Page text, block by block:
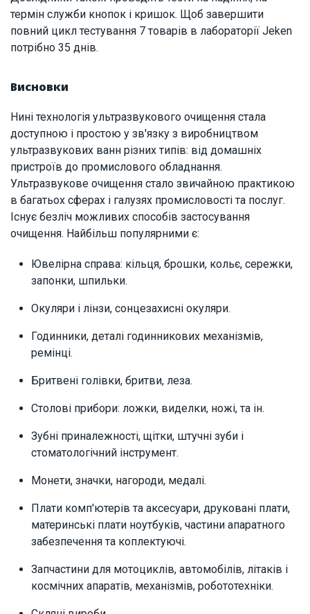
термін служби кнопок і кришок. Щоб завершити
повний цикл тестування 7 товарів в лабораторії Jeken
потрібно 35 днів.
Висновки
Нині технологія ультразвукового очищення стала
доступною і простою у зв'язку з виробництвом
ультразвукових ванн різних типів: від домашніх
пристроїв до промислового обладнання.
Ультразвукове очищення стало звичайною практикою
в багатьох сферах і галузях промисловості та послуг.
Існує безліч можливих способів застосування
очищення. Найбільш популярними є:
Ювелірна справа: кільця, брошки, кольє, сережки,
запонки, шпильки.
Окуляри і лінзи, сонцезахисні окуляри.
Годинники, деталі годинникових механізмів,
ремінці.
Бритвені голівки, бритви, леза.
Столові прибори: ложки, виделки, ножі, та ін.
Зубні приналежності, щітки, штучні зуби і
стоматологічний інструмент.
Монети, значки, нагороди, медалі.
Плати комп'ютерів та аксесуари, друковані плати,
материнські плати ноутбуків, частини апаратного
забезпечення та коплектуючі.
Запчастини для мотоциклів, автомобілів, літаків і
космічних апаратів, механізмів, робототехніки.